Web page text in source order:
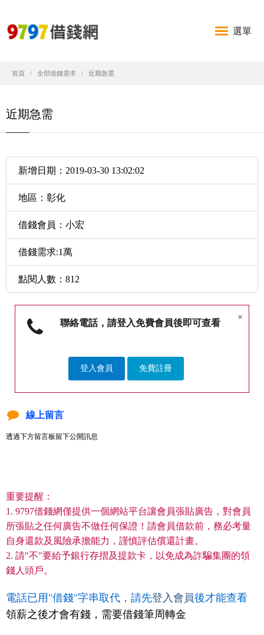
選單
首頁 全部借錢需求 近期急需
近期急需
新增日期：2019-03-30 13:02:02
地區：彰化
借錢會員：小宏
借錢需求:1萬
點閱人數：812
×
聯絡電話，請登入免費會員後即可查看
登入會員 免費註冊
線上留言
透過下方留言板留下公開訊息
重要提醒：
1. 9797借錢網僅提供一個網站平台讓會員張貼廣告，對會員
所張貼之任何廣告不做任何保證！請會員借款前，務必考量
自身還款及風險承擔能力，謹慎評估償還計畫。
2. 請"不"要給予銀行存摺及提款卡，以免成為詐騙集團的領
錢人頭戶。
電話已用"借錢"字串取代，請先登入會員後才能查看
領薪之後才會有錢，需要借錢筆周轉金